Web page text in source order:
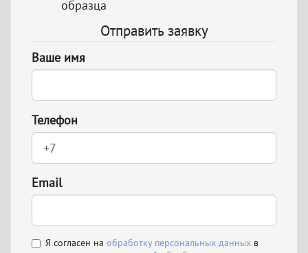
образца
Отправить заявку
Ваше имя
Телефон
Email
Я согласен на обработку персональных данных в